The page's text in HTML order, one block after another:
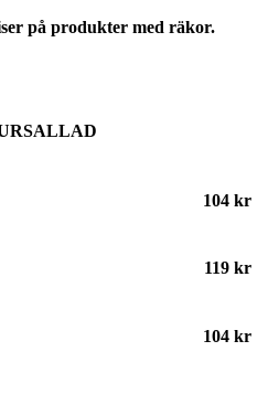
på produkter med räkor.
104 kr
119 kr
104 kr